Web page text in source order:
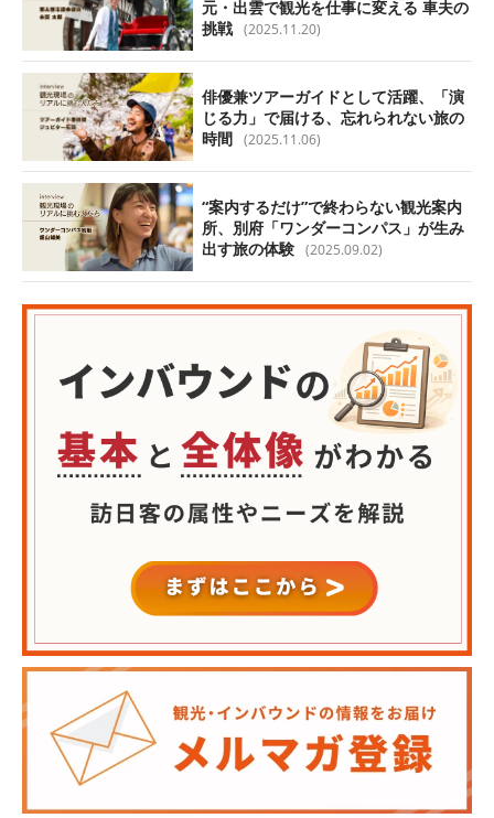
元・出雲で観光を仕事に変える 車夫の
挑戦 (2025.11.20)
俳優兼ツアーガイドとして活躍、「演
じる力」で届ける、忘れられない旅の
時間 (2025.11.06)
“案内するだけ”で終わらない観光案内
所、別府「ワンダーコンパス」が生み
出す旅の体験 (2025.09.02)